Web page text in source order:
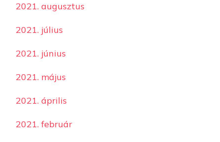
2021. augusztus
2021. július
2021. június
2021. május
2021. április
2021. február